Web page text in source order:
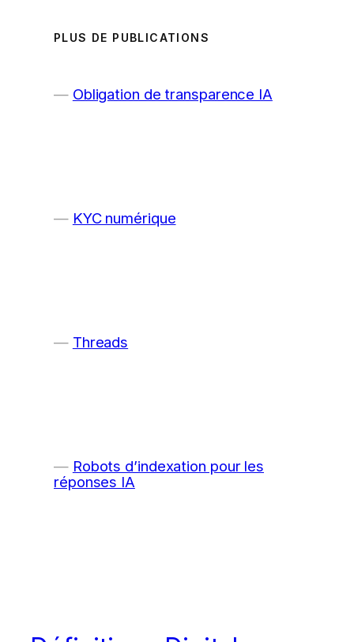
PLUS DE PUBLICATIONS
Obligation de transparence IA
KYC numérique
Threads
Robots d’indexation pour les
réponses IA